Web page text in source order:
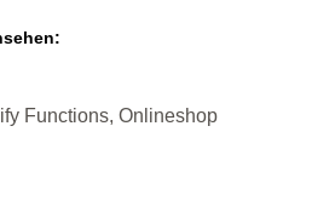
Functions, Onlineshop